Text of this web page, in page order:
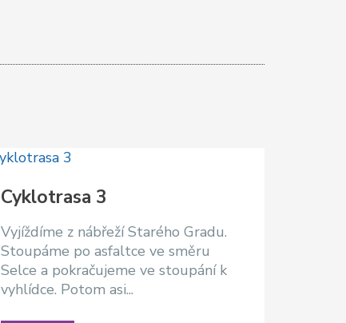
Cyklotrasa 3
Vyjíždíme z nábřeží Starého Gradu.
Stoupáme po asfaltce ve směru
Selce a pokračujeme ve stoupání k
vyhlídce. Potom asi...